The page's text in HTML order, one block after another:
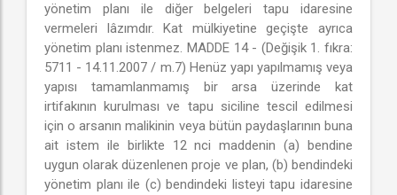
yönetim planı ile diğer belgeleri tapu idaresine
vermeleri lâzımdır. Kat mülkiyetine geçişte ayrıca
yönetim planı istenmez. MADDE 14 - (Değişik 1. fıkra:
5711 - 14.11.2007 / m.7) Henüz yapı yapılmamış veya
yapısı tamamlanmamış bir arsa üzerinde kat
irtifakının kurulması ve tapu siciline tescil edilmesi
için o arsanın malikinin veya bütün paydaşlarının buna
ait istem ile birlikte 12 nci maddenin (a) bendine
uygun olarak düzenlenen proje ve plan, (b) bendindeki
yönetim planı ile (c) bendindeki listeyi tapu idaresine